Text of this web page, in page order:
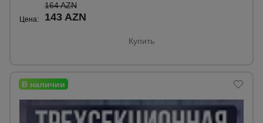
Цена:
164 AZN
143 AZN
Купить